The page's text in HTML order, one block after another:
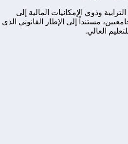
وذوي الإمكانيات المالية إلى
مستنداً إلى الإطار القانوني الذي
العالي.